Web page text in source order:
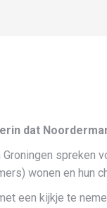
dat
spreken
wonen en hun
een kijkje te